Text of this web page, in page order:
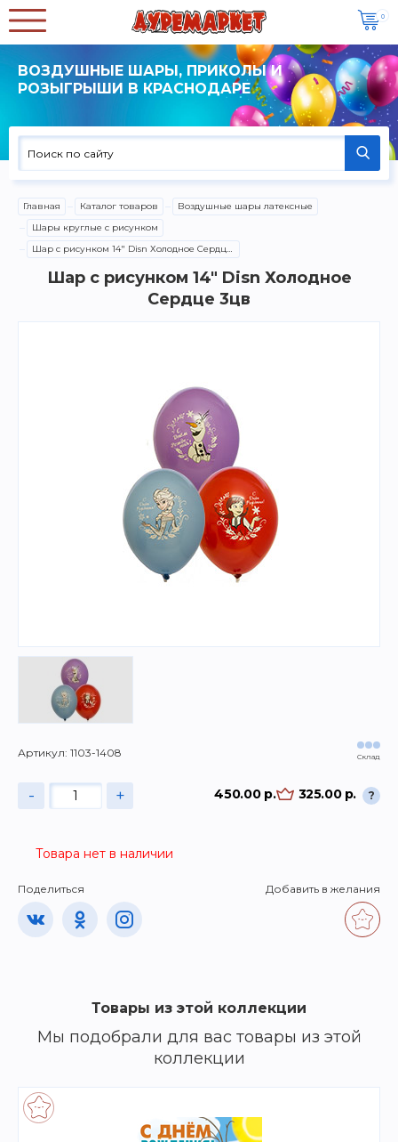
0
ВОЗДУШНЫЕ ШАРЫ, ПРИКОЛЫ И
РОЗЫГРЫШИ В КРАСНОДАРЕ
Главная Каталог товаров
Воздушные шары латексные
Шары круглые с рисунком
Шар с рисунком 14" Disn Холодное Сердце 3цв
Шар с рисунком 14" Disn Холодное
Сердце 3цв
Артикул: 1103-1408 Склад
- + 450.00 р. 325.00 р. ?
Товара нет в наличии
Поделиться Добавить в желания
Товары из этой коллекции
Мы подобрали для вас товары из этой
коллекции